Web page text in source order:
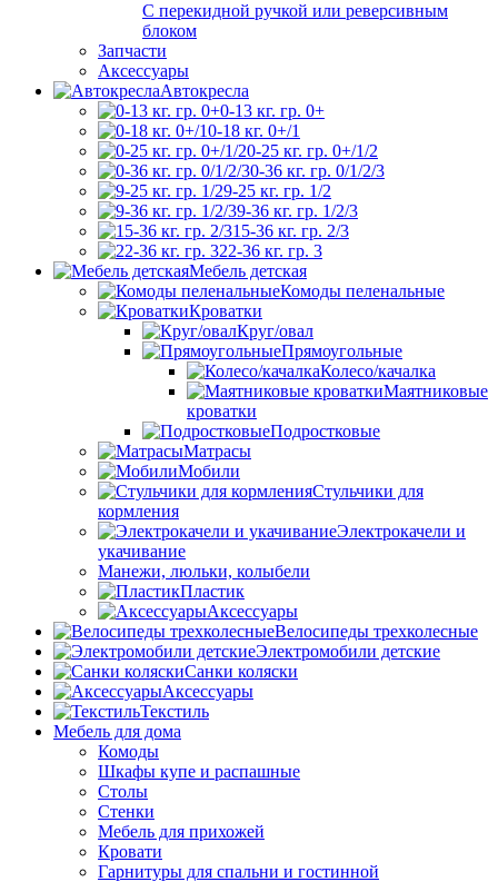
С перекидной ручкой или реверсивным
блоком
Запчасти
Аксессуары
Автокресла
0-13 кг. гр. 0+
0-18 кг. 0+/1
0-25 кг. гр. 0+/1/2
0-36 кг. гр. 0/1/2/3
9-25 кг. гр. 1/2
9-36 кг. гр. 1/2/3
15-36 кг. гр. 2/3
22-36 кг. гр. 3
Мебель детская
Комоды пеленальные
Кроватки
Круг/овал
Прямоугольные
Колесо/качалка
Маятниковые
кроватки
Подростковые
Матрасы
Мобили
Стульчики для
кормления
Электрокачели и
укачивание
Манежи, люльки, колыбели
Пластик
Аксессуары
Велосипеды трехколесные
Электромобили детские
Санки коляски
Аксессуары
Текстиль
Мебель для дома
Комоды
Шкафы купе и распашные
Столы
Стенки
Мебель для прихожей
Кровати
Гарнитуры для спальни и гостинной